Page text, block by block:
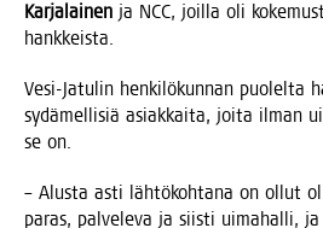
Kar­ja­lai­nen ja NCC, joil­la oli
hankkeista.
Vesi-Jatu­lin hen­ki­lö­kun­nan puo­lel­ta
sydä­mel­li­siä asiak­kai­ta, joi­ta ilman
se on.
– Alus­ta asti läh­tö­koh­ta­na on ollut
paras, pal­ve­le­va ja siis­ti uima­hal­li,